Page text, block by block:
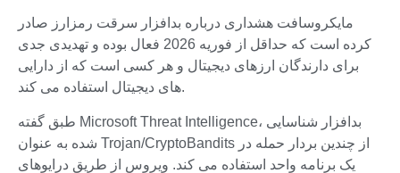
مایکروسافت هشداری درباره بدافزار سرقت رمزارز صادر
کرده است که حداقل از فوریه 2026 فعال بوده و تهدیدی جدی
برای دارندگان ارزهای دیجیتال و هر کسی است که از دارایی
های دیجیتال استفاده می کند.
طبق گفته Microsoft Threat Intelligence، بدافزار شناسایی
شده به عنوان Trojan/CryptoBandits از چندین بردار حمله در
یک برنامه واحد استفاده می کند. ویروس از طریق درایوهای